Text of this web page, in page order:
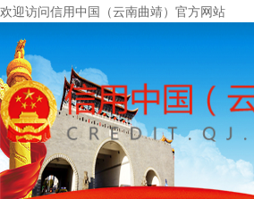
欢迎访问信用中国（云南曲靖）官方网站